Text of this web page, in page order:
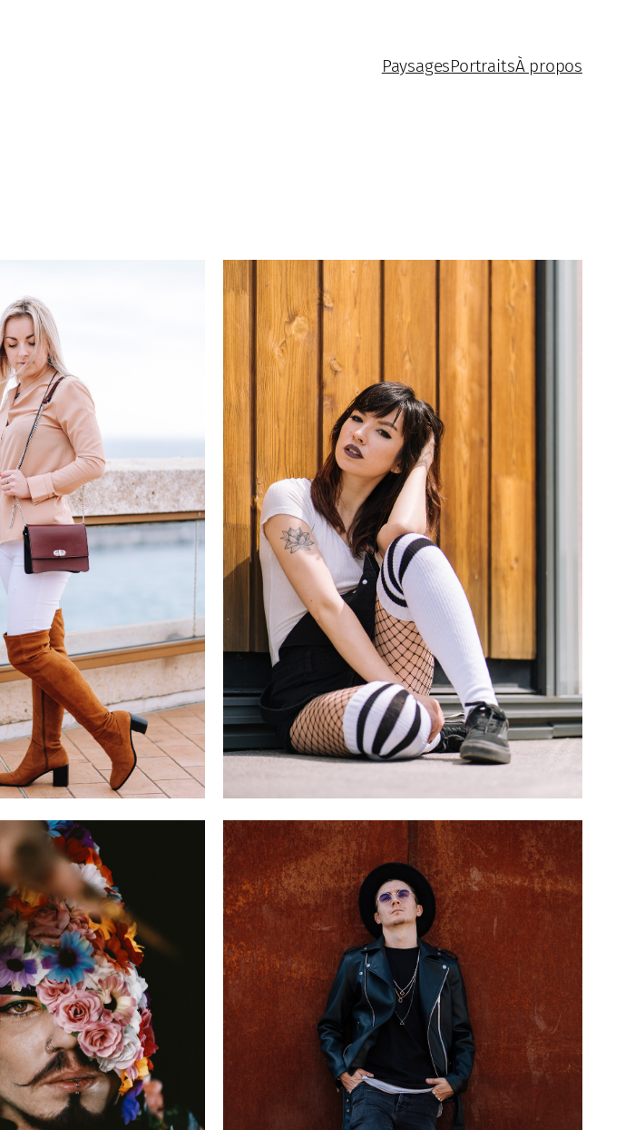
PaysagesPortraitsÀ propos